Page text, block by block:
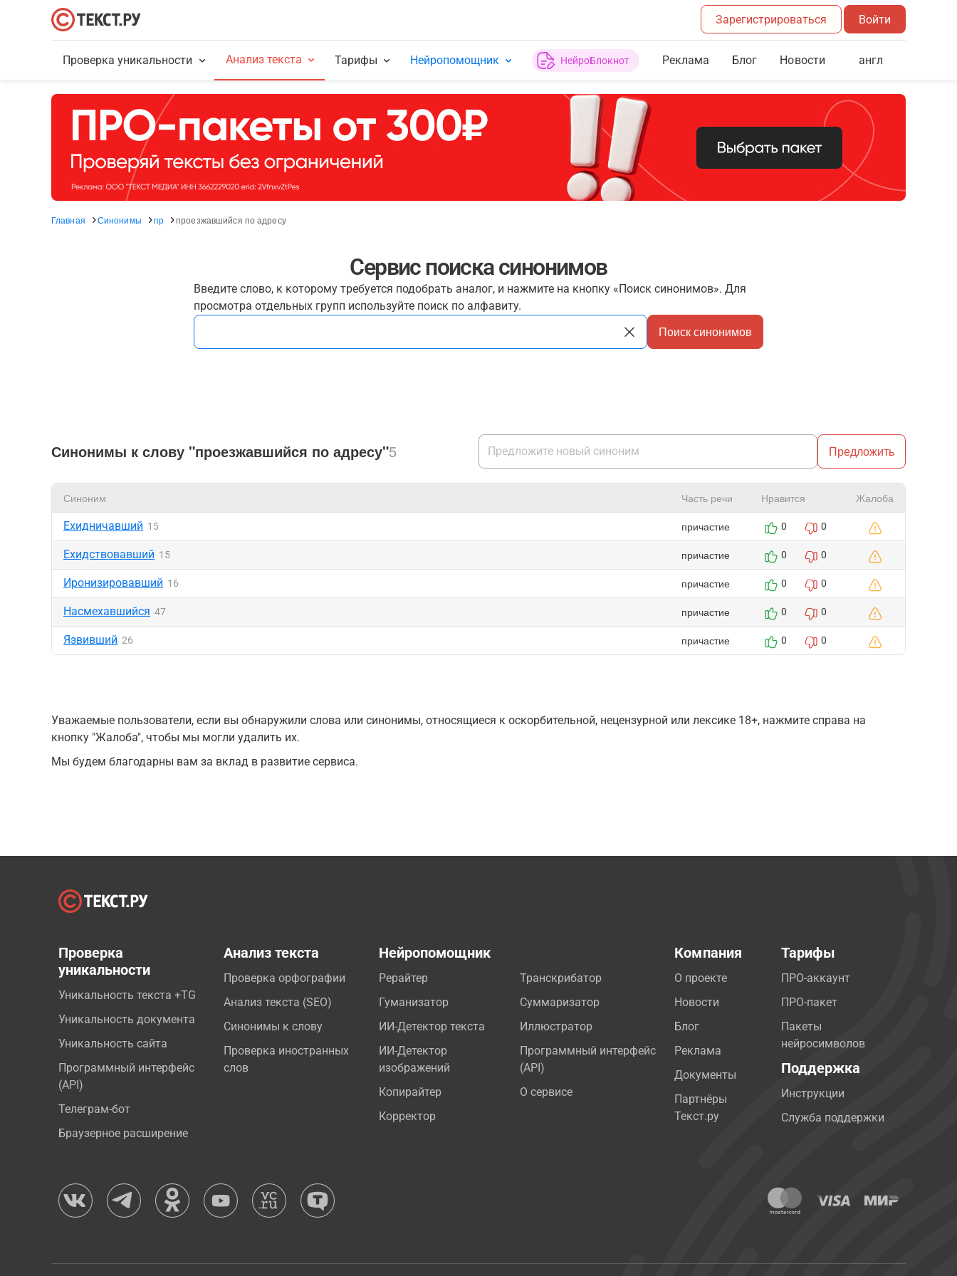
Зарегистрироваться Войти
Проверка уникальности Анализ текста Тарифы Нейропомощник НейроБлокнот Реклама Блог Новости англ
Главная Синонимы пр проезжавшийся по адресу
Сервис поиска синонимов
Введите слово, к которому требуется подобрать аналог, и нажмите на кнопку «Поиск синонимов». Для
просмотра отдельных групп используйте поиск по алфавиту.
Поиск синонимов
Синонимы к слову "проезжавшийся по адресу"5 Предложить
Синоним Часть речи Нравится Жалоба
Ехидничавший 15 причастие 0 0
Ехидствовавший 15 причастие 0 0
Иронизировавший 16 причастие 0 0
Насмехавшийся 47 причастие 0 0
Язвивший 26 причастие 0 0
Уважаемые пользователи, если вы обнаружили слова или синонимы, относящиеся к оскорбительной, нецензурной или лексике 18+, нажмите справа на
кнопку "Жалоба", чтобы мы могли удалить их.
Мы будем благодарны вам за вклад в развитие сервиса.
Проверка
уникальности
Уникальность текста +TG
Уникальность документа
Уникальность сайта
Программный интерфейс
(API)
Телеграм-бот
Браузерное расширение
Анализ текста
Проверка орфографии
Анализ текста (SEO)
Синонимы к слову
Проверка иностранных
слов
Нейропомощник
Рерайтер
Гуманизатор
ИИ-Детектор текста
ИИ-Детектор
изображений
Копирайтер
Корректор
Транскрибатор
Суммаризатор
Иллюстратор
Программный интерфейс
(API)
О сервисе
Компания
О проекте
Новости
Блог
Реклама
Документы
Партнёры
Текст.ру
Тарифы
ПРО-аккаунт
ПРО-пакет
Пакеты
нейросимволов
Поддержка
Инструкции
Служба поддержки